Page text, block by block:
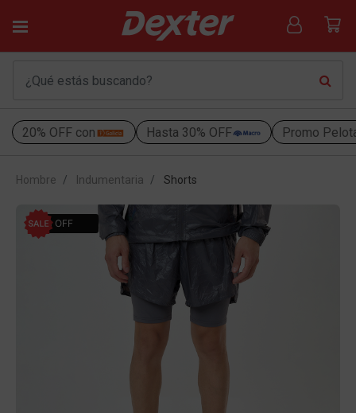
20% OFF con Hasta 30% OFF Promo
Hombre Indumentaria Shorts
40% OFF